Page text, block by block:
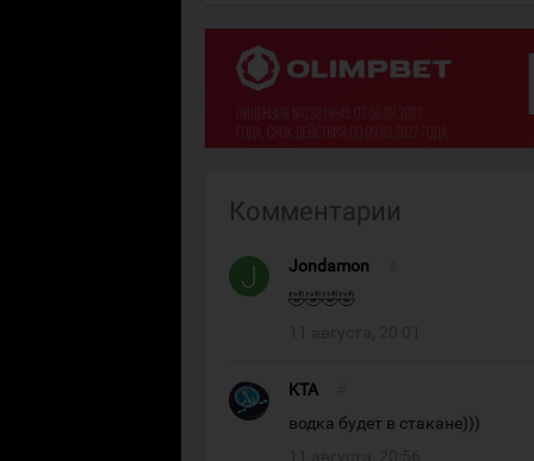
Комментарии
Jondamon
🤣🤣🤣🤣
KTA
водка будет в стакане)))